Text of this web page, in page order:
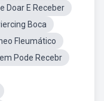
Doar E Receber
Boca
Fleumático
Pode Recebr